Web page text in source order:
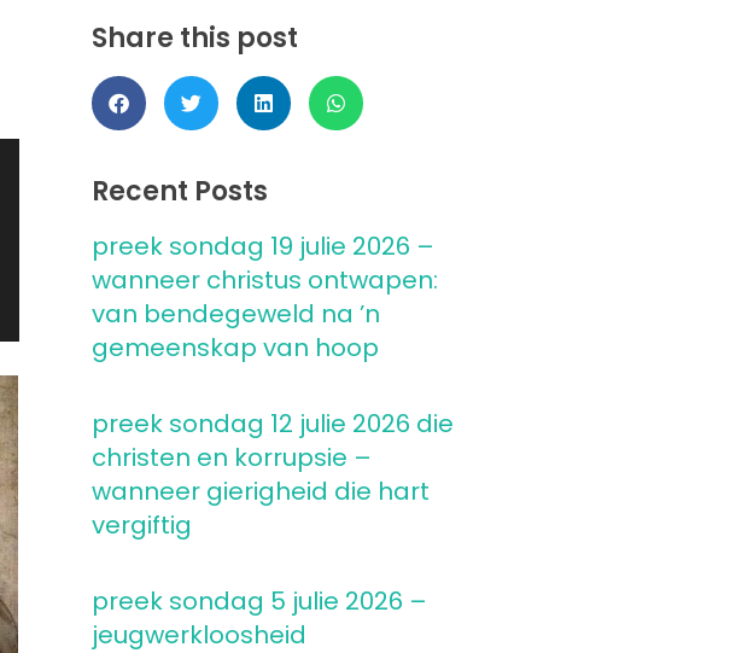
Share this post
Recent Posts
preek sondag 19 julie 2026 –
wanneer christus ontwapen:
van bendegeweld na ’n
gemeenskap van hoop
preek sondag 12 julie 2026 die
christen en korrupsie –
wanneer gierigheid die hart
vergiftig
preek sondag 5 julie 2026 –
jeugwerkloosheid